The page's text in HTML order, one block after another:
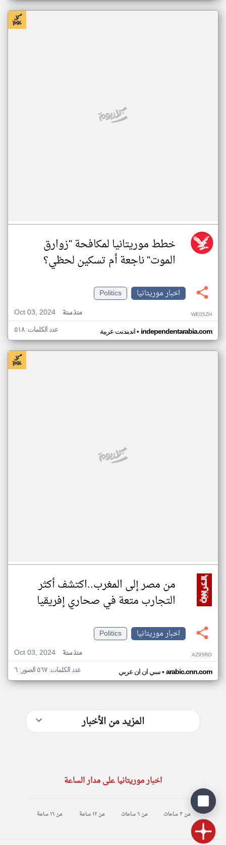
خطط موريتانيا لمكافحة "زوارق
الموت" ناجعة أم تسكين لحظي؟
اخبار موريتانيا
Politics
Oct 03, 2024
منذ سنة WE05ZH
اندبندنت عربية• independentarabia.com عدد الكلمات: ٥١٨
من مصر إلى المغرب..اكتشف أكثر
التجارب متعة في صحاري إفريقيا
اخبار موريتانيا
Politics
Oct 03, 2024
منذ سنة AZ95RO
سي ان ان عربي• arabic.cnn.com عدد الكلمات: ٥٦٧ الصور: ٦
المزيد من الأخبار
اخبار موريتانيا على مدار الساعة
من ٣ ساعات من ٦ ساعات من ١٢ ساعة من ١٦ ساعة